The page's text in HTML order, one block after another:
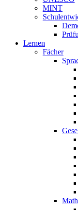
MINT
Lernen
Fächer